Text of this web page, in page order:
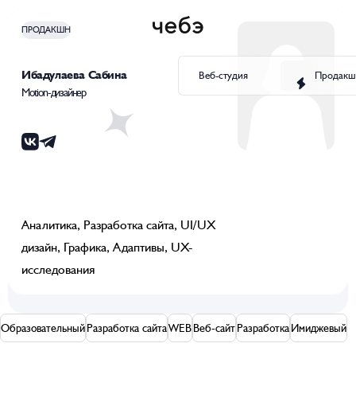
Веб-студия
ПРОДАКШН
Ибадулаева Сабина
Motion-дизайнер
Аналитика, Разработка сайта, UI/UX
дизайн, Графика, Адаптивы, UX-
исследования
ОбразовательныйРазработка сайтаWEBВеб-сайтРазработкаИмиджевый